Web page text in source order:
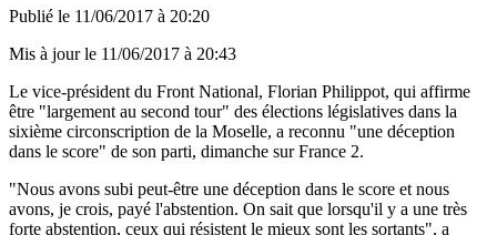
Publié le 11/06/2017 à 20:20
Mis à jour le 11/06/2017 à 20:43
Le vice-président du Front National, Florian Philippot, qui affirme
être "largement au second tour" des élections législatives dans la
sixième circonscription de la Moselle, a reconnu "une déception
dans le score" de son parti, dimanche sur France 2.
"Nous avons subi peut-être une déception dans le score et nous
avons, je crois, payé l'abstention. On sait que lorsqu'il y a une très
forte abstention, ceux qui résistent le mieux sont les sortants", a